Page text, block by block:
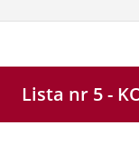
Lista nr 5 -